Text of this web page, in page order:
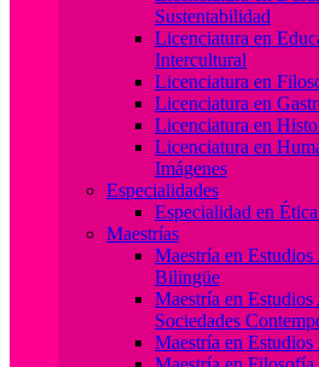
Sustentabilidad
Licenciatura en
Intercultural
Licenciatura en
Licenciatura en
Licenciatura en
Licenciatura en
Imágenes
Especialidades
Especialidad en
Maestrías
Maestría en
Bilingüe
Maestría en
Sociedades
Maestría en